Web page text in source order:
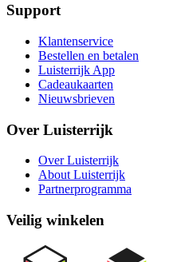
Support
Klantenservice
Bestellen en betalen
Luisterrijk App
Cadeaukaarten
Nieuwsbrieven
Over Luisterrijk
Over Luisterrijk
About Luisterrijk
Partnerprogramma
Veilig winkelen